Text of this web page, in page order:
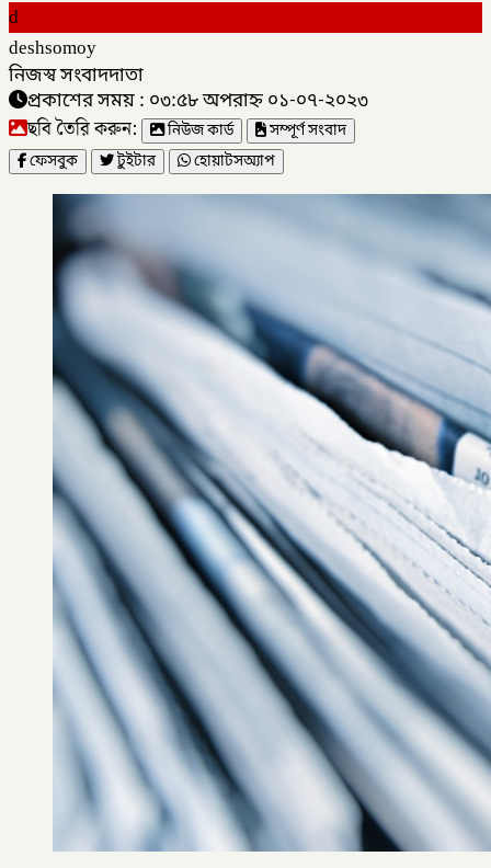
d
deshsomoy
নিজস্ব সংবাদদাতা
প্রকাশের সময় : ০৩:৫৮ অপরাহ্ন ০১-০৭-২০২৩
ছবি তৈরি করুন: নিউজ কার্ড
সম্পূর্ণ সংবাদ
ফেসবুক
টুইটার হোয়াটসঅ্যাপ